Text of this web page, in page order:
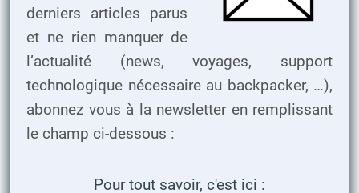
derniers articles parus
et ne rien manquer de
l’actualité (news, voyages, support
technologique nécessaire au backpacker, …),
abonnez vous à la newsletter en remplissant
le champ ci-dessous :
Pour tout savoir, c'est ici :